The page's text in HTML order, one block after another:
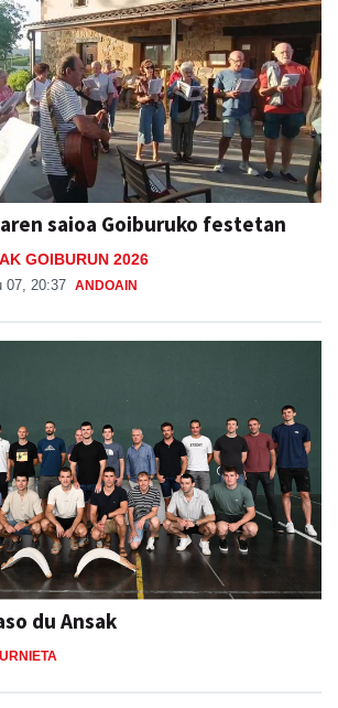
saioa Goiburuko festetan
GOIBURUN 2026
07, 20:37 ANDOAIN
du Ansak
URNIETA